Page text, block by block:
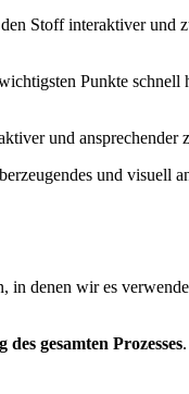
Stoff interaktiver und
Punkte
und ansprechender
und visuell
in denen wir es
gesamten Prozesses.